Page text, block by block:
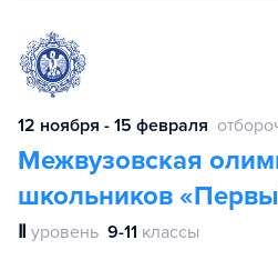
12 ноября - 15 февраля
Межвузовская
школьников
Ⅱ уровень 9-11 классы